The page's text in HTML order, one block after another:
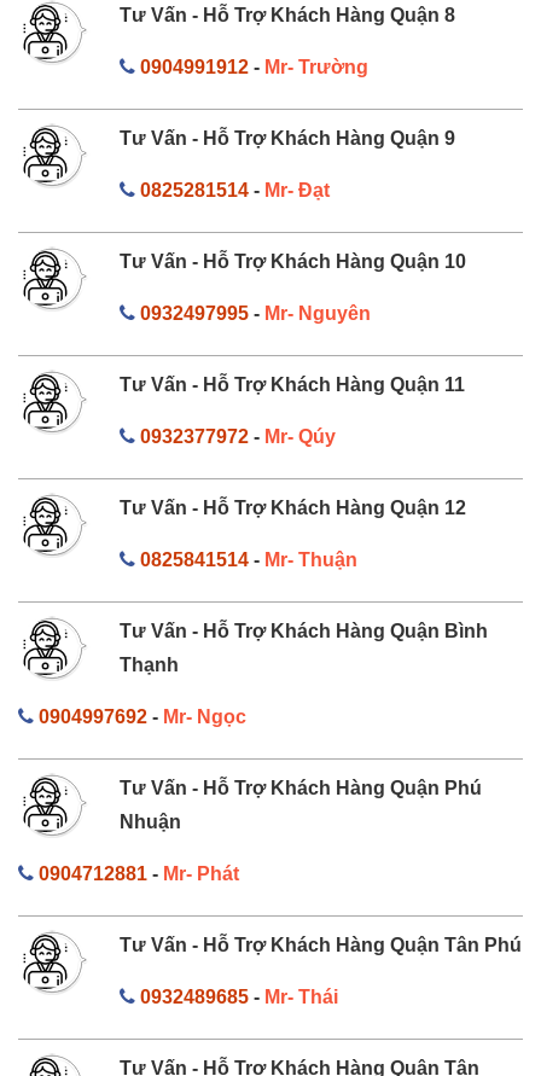
Tư Vấn - Hỗ Trợ Khách Hàng Quận 8
0904991912- Mr- Trường
Tư Vấn - Hỗ Trợ Khách Hàng Quận 9
0825281514- Mr- Đạt
Tư Vấn - Hỗ Trợ Khách Hàng Quận 10
0932497995- Mr- Nguyên
Tư Vấn - Hỗ Trợ Khách Hàng Quận 11
0932377972- Mr- Qúy
Tư Vấn - Hỗ Trợ Khách Hàng Quận 12
0825841514- Mr- Thuận
Tư Vấn - Hỗ Trợ Khách Hàng Quận Bình
Thạnh
0904997692 - Mr- Ngọc
Tư Vấn - Hỗ Trợ Khách Hàng Quận Phú
Nhuận
0904712881 - Mr- Phát
Tư Vấn - Hỗ Trợ Khách Hàng Quận Tân Phú
0932489685- Mr- Thái
Tư Vấn - Hỗ Trợ Khách Hàng Quận Tân